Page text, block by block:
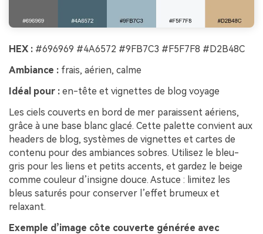
HEX : #696969 #4A6572 #9FB7C3 #F5F7F8 #D2B48C
Ambiance : frais, aérien, calme
Idéal pour : en-tête et vignettes de blog voyage
Les ciels couverts en bord de mer paraissent aériens,
grâce à une base blanc glacé. Cette palette convient aux
headers de blog, systèmes de vignettes et cartes de
contenu pour des ambiances sobres. Utilisez le bleu-
gris pour les liens et petits accents, et gardez le beige
comme couleur d’insigne douce. Astuce : limitez les
bleus saturés pour conserver l’effet brumeux et
relaxant.
Exemple d’image côte couverte générée avec